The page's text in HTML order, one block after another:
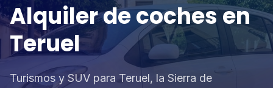
Alquiler de coches en
Teruel
Turismos y SUV para Teruel, la Sierra de